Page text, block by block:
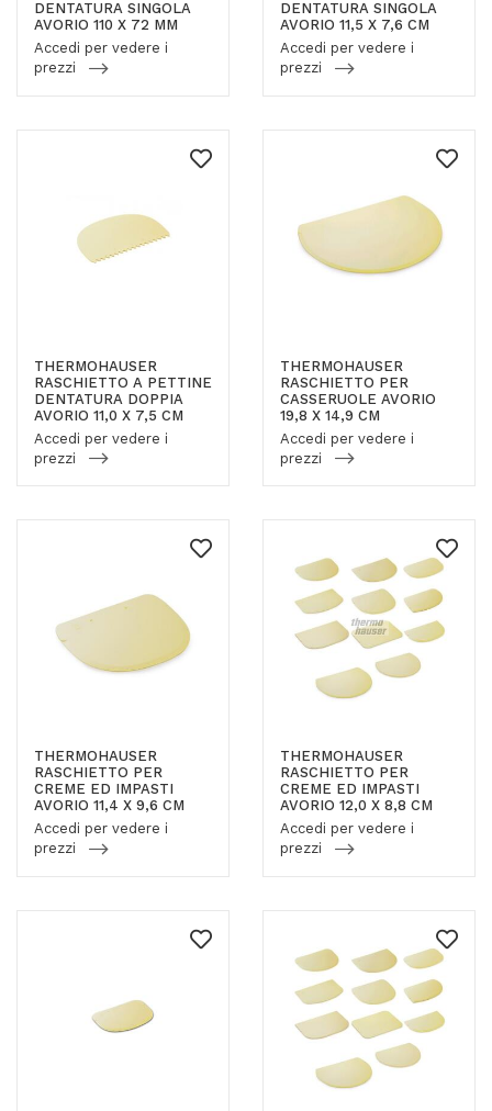
DENTATURA SINGOLA
AVORIO 110 X 72 MM
Accedi per vedere i
prezzi
DENTATURA SINGOLA
AVORIO 11,5 X 7,6 CM
Accedi per vedere i
prezzi
THERMOHAUSER
RASCHIETTO A PETTINE
DENTATURA DOPPIA
AVORIO 11,0 X 7,5 CM
Accedi per vedere i
prezzi
THERMOHAUSER
RASCHIETTO PER
CASSERUOLE AVORIO
19,8 X 14,9 CM
Accedi per vedere i
prezzi
THERMOHAUSER
RASCHIETTO PER
CREME ED IMPASTI
AVORIO 11,4 X 9,6 CM
Accedi per vedere i
prezzi
THERMOHAUSER
RASCHIETTO PER
CREME ED IMPASTI
AVORIO 12,0 X 8,8 CM
Accedi per vedere i
prezzi